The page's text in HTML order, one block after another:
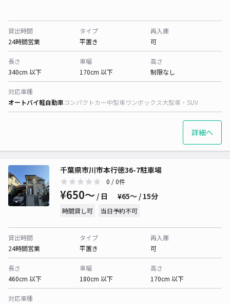
貸出時間
24時間営業
タイプ
平置き
再入庫
可
長さ
340cm 以下
車幅
170cm 以下
高さ
制限なし
対応車種
オートバイ軽自動車コンパクトカー中型車ワンボックス大型車・SUV
詳細へ
千葉県市川市本行徳36-7駐車場
0 / 0件
¥650〜 / 日 ¥65〜 / 15分
時間貸し可 当日予約不可
貸出時間
24時間営業
タイプ
平置き
再入庫
可
長さ
460cm 以下
車幅
180cm 以下
高さ
170cm 以下
対応車種